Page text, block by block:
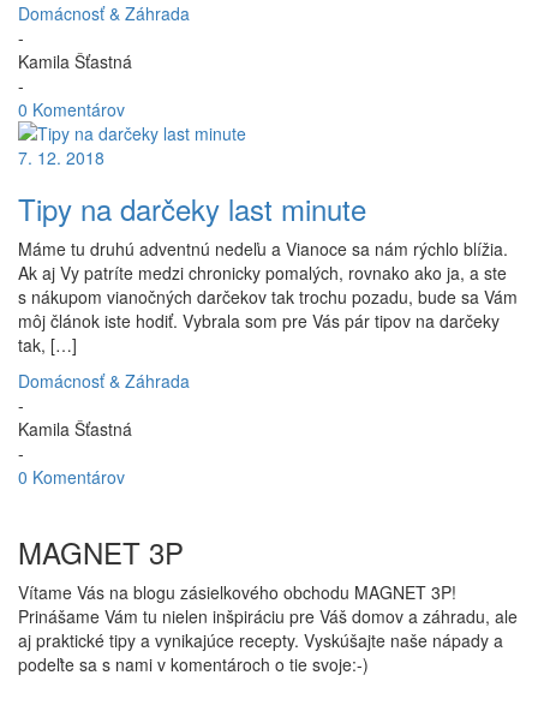
Domácnosť & Záhrada
-
Kamila Šťastná
-
0 Komentárov
7. 12. 2018
Tipy na darčeky last minute
Máme tu druhú adventnú nedeľu a Vianoce sa nám rýchlo blížia.
Ak aj Vy patríte medzi chronicky pomalých, rovnako ako ja, a ste
s nákupom vianočných darčekov tak trochu pozadu, bude sa Vám
môj článok iste hodiť. Vybrala som pre Vás pár tipov na darčeky
tak, […]
Domácnosť & Záhrada
-
Kamila Šťastná
-
0 Komentárov
MAGNET 3P
Vítame Vás na blogu zásielkového obchodu MAGNET 3P!
Prinášame Vám tu nielen inšpiráciu pre Váš domov a záhradu, ale
aj praktické tipy a vynikajúce recepty. Vyskúšajte naše nápady a
podeľte sa s nami v komentároch o tie svoje:-)